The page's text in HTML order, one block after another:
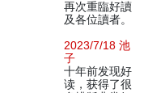
再次重臨好讀
及各位讀者。
2023/7/18 池
子
十年前发现好
读，获得了很